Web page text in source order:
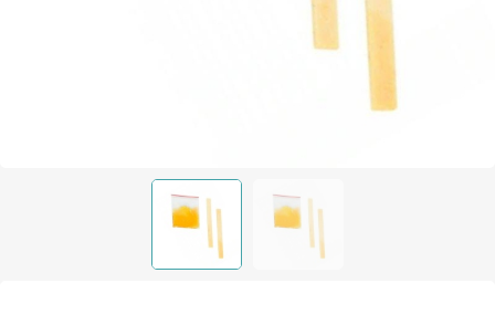
Küçük Ev Aletleri
Musluk
Rezistanslar